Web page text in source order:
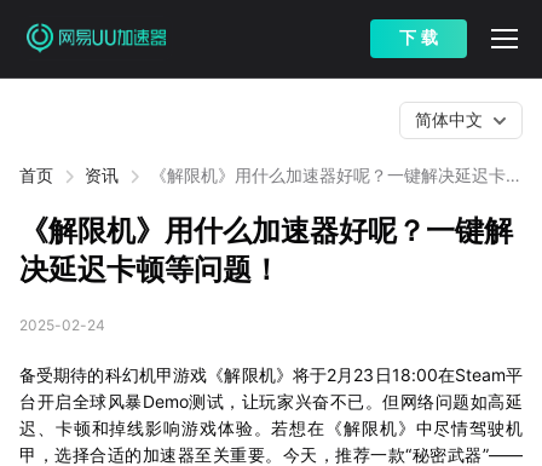
下 载
首页 资讯
《解限机》用什么加速器好呢？一键解决延迟卡顿
简体中文
《解限机》用什么加速器好呢？一键解
决延迟卡顿等问题！
2025-02-24
备受期待的科幻机甲游戏《解限机》将于2月23日18:00在Steam平
台开启全球风暴Demo测试，让玩家兴奋不已。但网络问题如高延
迟、卡顿和掉线影响游戏体验。若想在《解限机》中尽情驾驶机
甲，选择合适的加速器至关重要。今天，推荐一款“秘密武器”——